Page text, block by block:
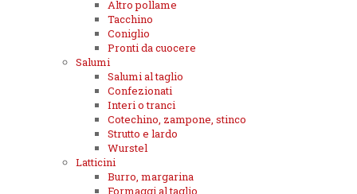
Altro pollame
Tacchino
Coniglio
Pronti da cuocere
Salumi
Salumi al taglio
Confezionati
Interi o tranci
Cotechino, zampone, stinco
Strutto e lardo
Wurstel
Latticini
Burro, margarina
Formaggi al taglio